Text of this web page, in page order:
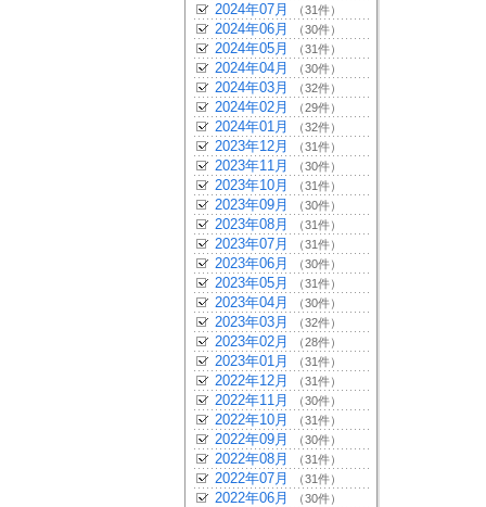
2024年07月 （31件）
2024年06月 （30件）
2024年05月 （31件）
2024年04月 （30件）
2024年03月 （32件）
2024年02月 （29件）
2024年01月 （32件）
2023年12月 （31件）
2023年11月 （30件）
2023年10月 （31件）
2023年09月 （30件）
2023年08月 （31件）
2023年07月 （31件）
2023年06月 （30件）
2023年05月 （31件）
2023年04月 （30件）
2023年03月 （32件）
2023年02月 （28件）
2023年01月 （31件）
2022年12月 （31件）
2022年11月 （30件）
2022年10月 （31件）
2022年09月 （30件）
2022年08月 （31件）
2022年07月 （31件）
2022年06月 （30件）